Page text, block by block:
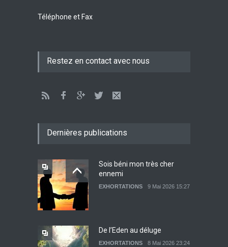
dans un monde à l’agonie
EXHORTATIONS
26 Décembre 2021 16:48
Lettre ouverte aux religieux
Téléphone et Fax
Restez en contact avec nous
Dernières publications
Sois béni mon très cher
ennemi
EXHORTATIONS 9 Mai 2026 15:27
De l’Eden au déluge
EXHORTATIONS 8 Mai 2026 23:24